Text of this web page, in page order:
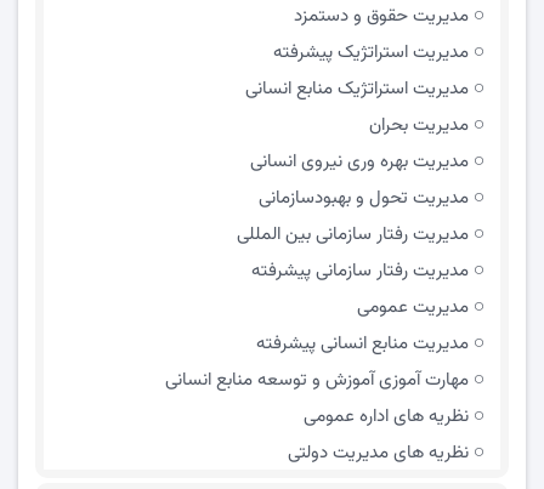
مديريت حقوق و دستمزد
مدیریت استراتژیک پیشرفته
مدیریت استراتژیک منابع انسانی
مدیریت بحران
مدیریت بهره وری نیروی انسانی
مدیریت تحول و بهبود‌سازمانی
مدیریت رفتار سازمانی بین المللی
مدیریت رفتار سازمانی پیشرفته
مدیریت عمومی
مدیریت منابع انسانی پیشرفته
مهارت آموزی آموزش و توسعه منابع انسانی
نظریه های اداره عمومی
نظریه های مدیریت دولتی